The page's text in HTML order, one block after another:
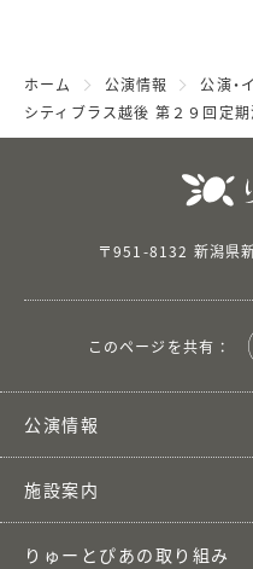
ホーム 公演情報
公演・
シティブラス越後 第２９回定
〒951-8132 新潟県
このページを共有 ：
公演情報
施設案内
りゅーとぴあの取り組み